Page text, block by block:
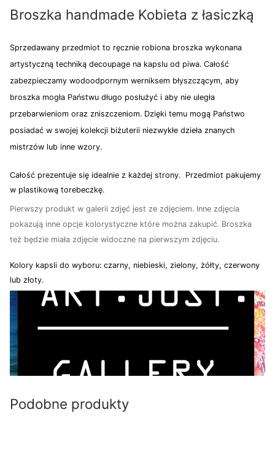
Broszka handmade Kobieta z łasiczką
Sprzedawany przedmiot to ręcznie robiona broszka wykonana
artystyczną techniką decoupage na kapslu od piwa. Całość
zabezpieczamy wodoodpornym werniksem błyszczącym, aby
broszka mogła Państwu długo posłużyć i aby nie uległa
przebarwieniom oraz zniszczeniom. Dzięki temu mogą Państwo
posiadać w swojej kolekcji biżuterii niezwykłe dzieła znanych
mistrzów lub inne wzory.
Całość prezentuje się idealnie z każdej strony. Przedmiot pakujemy
w plastikową torebeczkę.
Pierwszy produkt w galerii zdjęć jest ze zdjęciem. Inne zdjęcia
pokazują inne opcje kolorystyczne które można zakupić. Broszka
też będzie miała zdjęcie widoczne na pierwszym zdjęciu.
Kolory kapsli do wyboru: czarny, niebieski, zielony, żółty, czerwony
lub złoty.
Podobne produkty